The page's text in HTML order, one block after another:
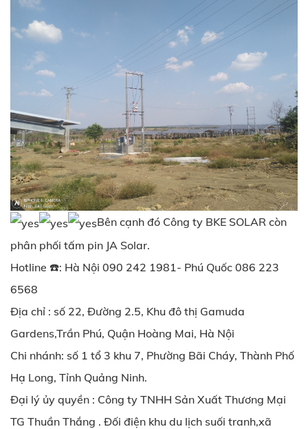
Bên cạnh đó Công ty BKE SOLAR còn
phân phối tấm pin JA Solar.
Hotline ☎️: Hà Nội 090 242 1981- Phú Quốc 086 223
6568
Địa chỉ : số 22, Đường 2.5, Khu đô thị Gamuda
Gardens,Trần Phú, Quận Hoàng Mai, Hà Nội
Chi nhánh: số 1 tổ 3 khu 7, Phường Bãi Cháy, Thành Phố
Hạ Long, Tỉnh Quảng Ninh.
Đại lý ủy quyền : Công ty TNHH Sản Xuất Thương Mại
TG Thuần Thắng . Đối điện khu du lịch suối tranh,xã